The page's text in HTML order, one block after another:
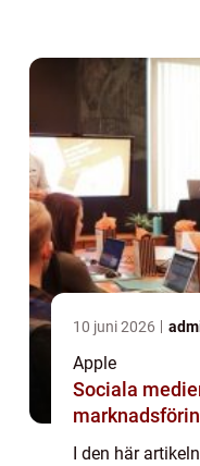
inneh...
10 juni 2026
Apple
Sociala
I den här